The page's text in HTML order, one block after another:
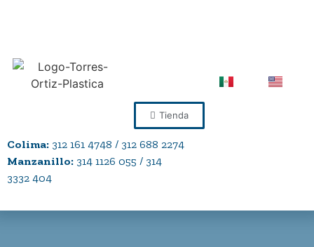
Tienda
Colima: 312 161 4748 / 312 688 2274
Manzanillo: 314 1126 055 / 314
3332 404